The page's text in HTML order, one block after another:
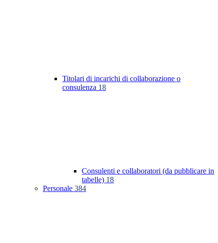
Titolari di incarichi di collaborazione o
consulenza 18
Consulenti e collaboratori (da pubblicare in
tabelle) 18
Personale 384